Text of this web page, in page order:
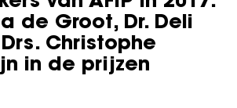
de Groot, Dr. Deli
Christophe
in de prijzen